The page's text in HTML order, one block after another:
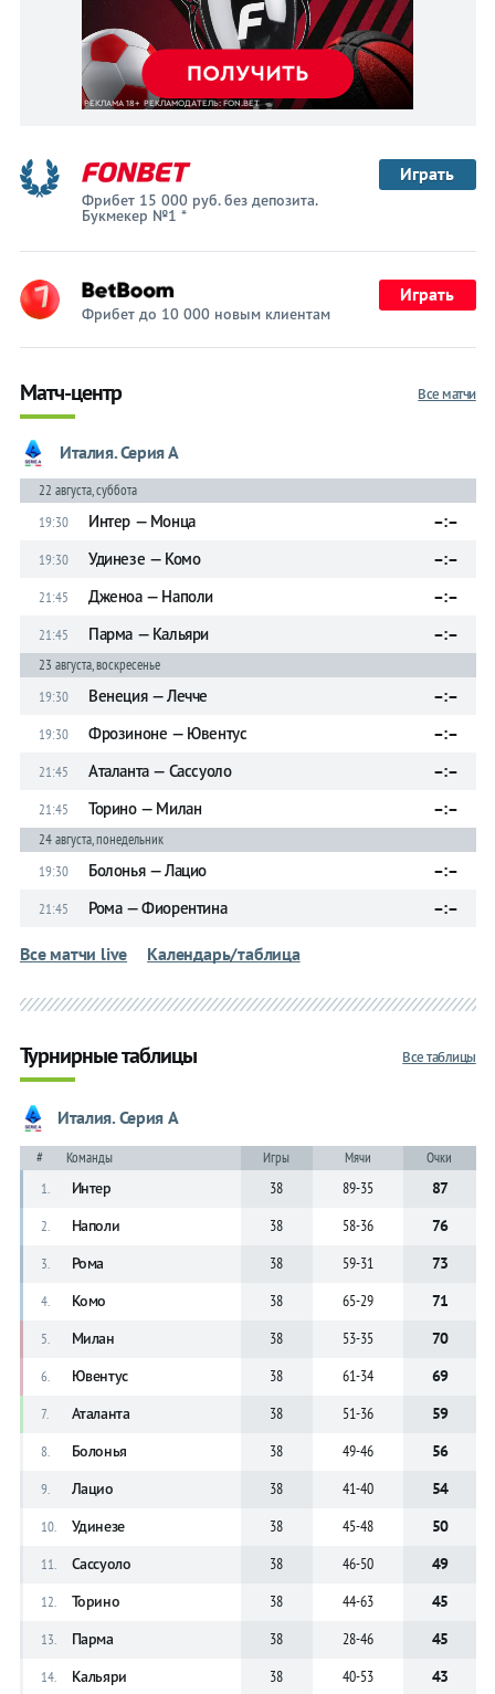
Фрибет 15 000 руб. без депозита.
Букмекер №1 *
Играть
Фрибет до 10 000 новым клиентам
Играть
Все матчи
Матч-центр
Италия. Серия А
22 августа, суббота
19:30
Интер — Монца –:–
19:30 Удинезе — Комо –:–
21:45 Дженоа — Наполи –:–
21:45 Парма — Кальяри –:–
23 августа, воскресенье
19:30
Венеция — Лечче –:–
19:30 Фрозиноне — Ювентус –:–
21:45 Аталанта — Сассуоло –:–
21:45 Торино — Милан –:–
24 августа, понедельник
19:30
Болонья — Лацио –:–
21:45 Рома — Фиорентина –:–
Все матчи live Календарь/таблица
Все таблицы
Турнирные таблицы
Италия. Серия А
# Команды Игры Мячи
Очки
1.
Интер 38 89-35 87
2. Наполи 38 58-36 76
3. Рома 38 59-31 73
4. Комо 38 65-29 71
5. Милан 38 53-35 70
6. Ювентус 38 61-34 69
7. Аталанта 38 51-36 59
8. Болонья 38 49-46 56
9. Лацио 38 41-40 54
10. Удинезе 38 45-48 50
11. Сассуоло 38 46-50 49
12. Торино 38 44-63 45
13. Парма 38 28-46 45
14. Кальяри 38 40-53 43
Прогнозы
на спорт
Букмекеры
Хоккей
Теннис
Бои
Прочие
Игры